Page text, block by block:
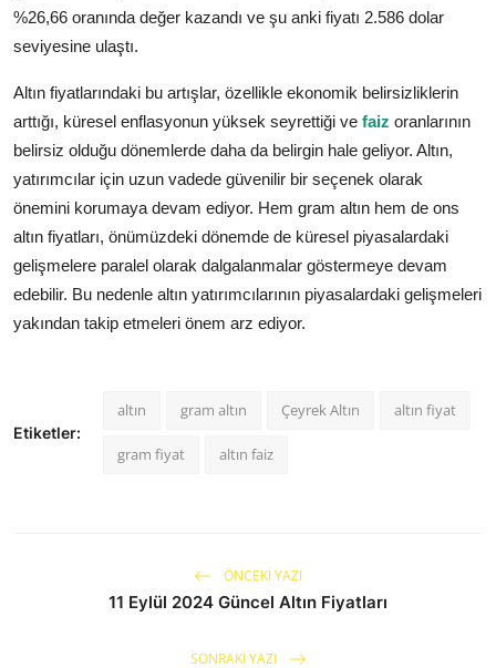
%26,66 oranında değer kazandı ve şu anki fiyatı 2.586 dolar
seviyesine ulaştı.
Altın fiyatlarındaki bu artışlar, özellikle ekonomik belirsizliklerin
arttığı, küresel enflasyonun yüksek seyrettiği ve faiz oranlarının
belirsiz olduğu dönemlerde daha da belirgin hale geliyor. Altın,
yatırımcılar için uzun vadede güvenilir bir seçenek olarak
önemini korumaya devam ediyor. Hem gram altın hem de ons
altın fiyatları, önümüzdeki dönemde de küresel piyasalardaki
gelişmelere paralel olarak dalgalanmalar göstermeye devam
edebilir. Bu nedenle altın yatırımcılarının piyasalardaki gelişmeleri
yakından takip etmeleri önem arz ediyor.
Etiketler:
altın gram altın Çeyrek Altın altın fiyat
gram fiyat altın faiz
ÖNCEKI YAZI
11 Eylül 2024 Güncel Altın Fiyatları
SONRAKI YAZI